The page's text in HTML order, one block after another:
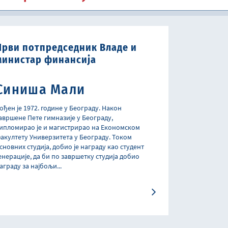
потпредседник Владе и
финансија
Мали
је 1972. године у Београду. Након
Пете гимназије у Београду,
је и магистрирао на Економском
Универзитета у Београду. Током
студија, добио је награду као студент
да би по завршетку студија добио
за најбољи...